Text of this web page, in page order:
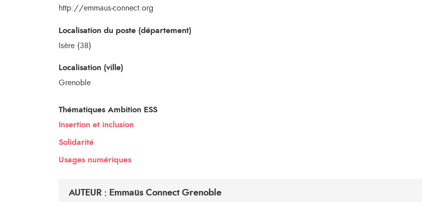
http://emmaus-connect.org
Localisation du poste (département)
Isère (38)
Localisation (ville)
Grenoble
Thématiques Ambition ESS
Insertion et inclusion
Solidarité
Usages numériques
AUTEUR : Emmaüs Connect Grenoble